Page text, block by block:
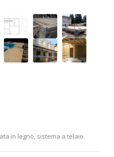
in legno, sistema a telaio.